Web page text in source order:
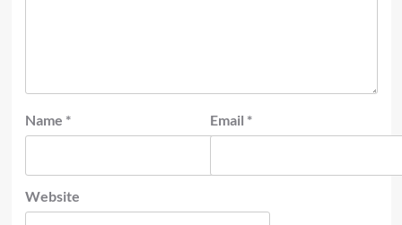
Name * Email *
Website